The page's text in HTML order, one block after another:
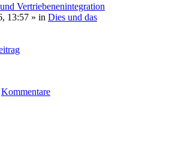
Vertriebenenintegration
13:57 » in Dies und das
Kommentare